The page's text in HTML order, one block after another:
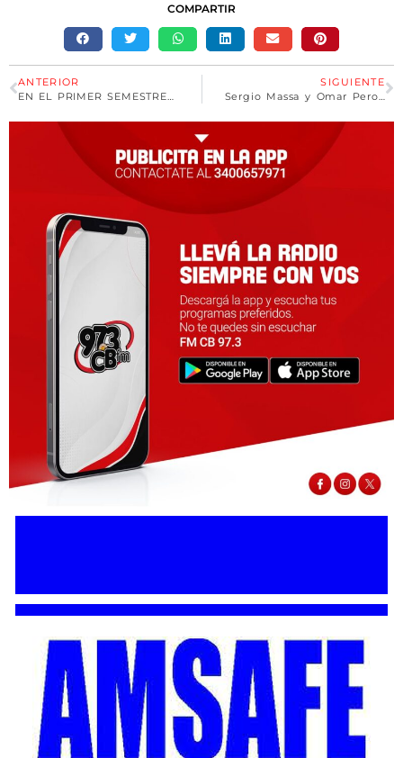
COMPARTIR
ANTERIOR
EN EL PRIMER SEMESTRE DE 2023, SANTA FE TUVO EL MAYOR NÚMERO DE DONANTES EN LA HISTORIA
SIGUIENTE
Sergio Massa y Omar Perotti anunciaron el Programa Impulso Tambero 2